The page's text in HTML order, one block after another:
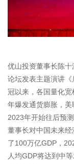
优山投资董事长陈十
论坛发表主题演讲
冠以来，各国量化
年爆发通货膨胀，
2023年开始往后预
董事长对中国未来
了100万亿GDP，
人均GDP将达到中